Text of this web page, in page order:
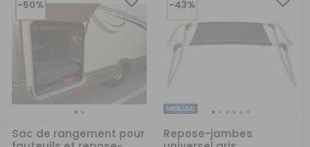
-50%
Sac de rangement pour
-43%
Repose-jambes